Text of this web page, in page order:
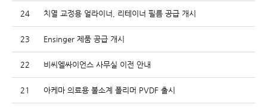
24 치열 교정용 얼라이너, 리테이너 필름 공급 개시
23 Ensinger 제품 공급 개시
22 비씨엘싸이언스 사무실 이전 안내
21 아케마 의료용 불소계 폴리머 PVDF 출시